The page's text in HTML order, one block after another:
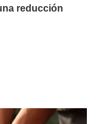
reducción